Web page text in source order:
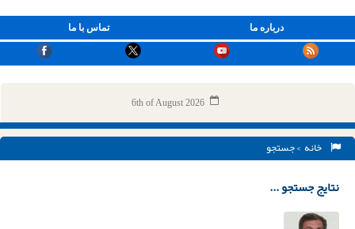
تماس با ما درباره ما
6th of August 2026
خانه > جستجو
نتایج جستجو ...